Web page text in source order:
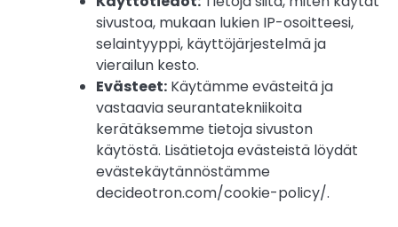
sivustoa, mukaan lukien IP-osoitteesi,
selaintyyppi, käyttöjärjestelmä ja
vierailun kesto.
Evästeet: Käytämme evästeitä ja
vastaavia seurantatekniikoita
kerätäksemme tietoja sivuston
käytöstä. Lisätietoja evästeistä löydät
evästekäytännöstämme
decideotron.com/cookie-policy/.